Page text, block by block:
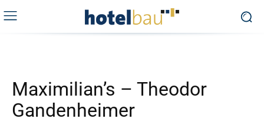
Maximilian’s – Theodor
Gandenheimer